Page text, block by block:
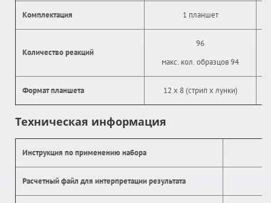
Комплектация 1 планшет
Количество реакций
96
макс. кол. образцов 94
Формат планшета 12 х 8 (стрип х лунки)
Техническая информация
Инструкция по применению набора
Расчетный файл для интерпретации результата